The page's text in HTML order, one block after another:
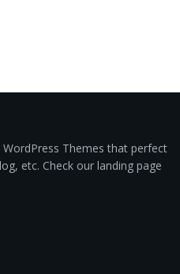
Themes that perfect
etc. Check our landing page